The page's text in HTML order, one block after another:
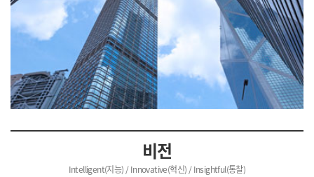
비전
Intelligent(지능) / Innovative(혁신) / Insightful(통찰)